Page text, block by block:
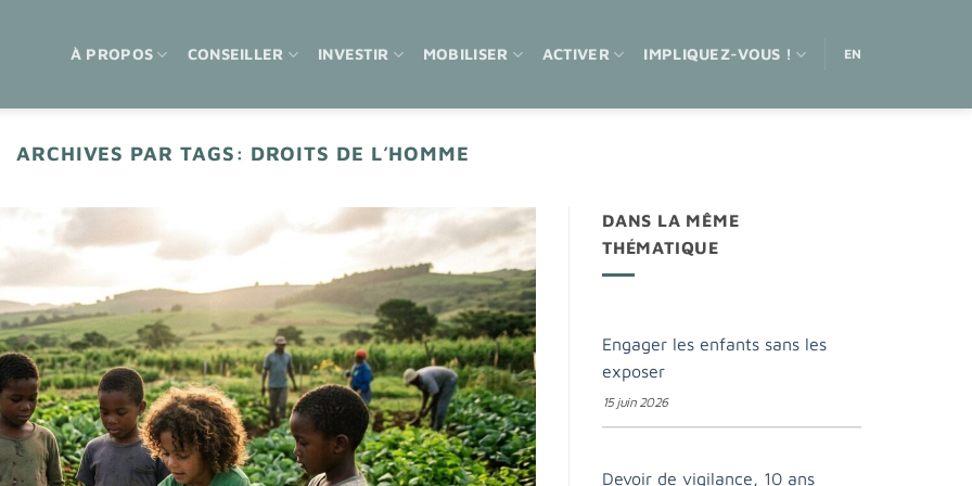
À PROPOS CONSEILLER INVESTIR MOBILISER ACTIVER IMPLIQUEZ-VOUS ! EN
ARCHIVES PAR TAGS: DROITS DE L’HOMME
DANS LA MÊME
THÉMATIQUE
Engager les enfants sans les
exposer
15 juin 2026
Devoir de vigilance, 10 ans